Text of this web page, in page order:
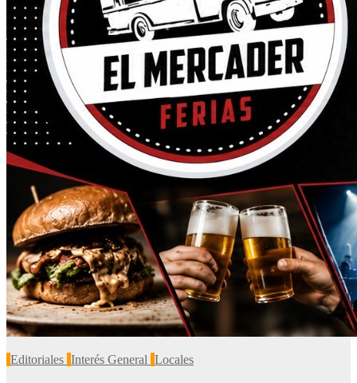
Editoriales Interés General Locales